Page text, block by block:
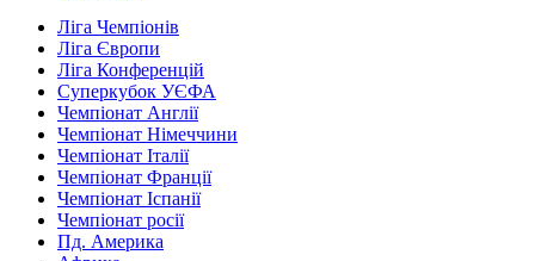
Ліга Чемпіонів
Ліга Європи
Ліга Конференцій
Суперкубок УЄФА
Чемпіонат Англії
Чемпіонат Німеччини
Чемпіонат Італії
Чемпіонат Франції
Чемпіонат Іспанії
Чемпіонат росії
Пд. Америка